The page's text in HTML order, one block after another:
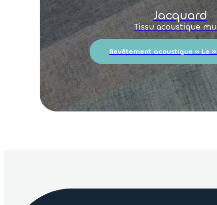
Jacquard
Tissu acoustique
Revêtement acoustique « Le